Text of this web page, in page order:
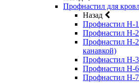
Профнастил для
Назад
Профнастил Н-
Профнастил Н-
Профнастил Н-
канавкой)
Профнастил Н-
Профнастил Н-
Профнастил Н-